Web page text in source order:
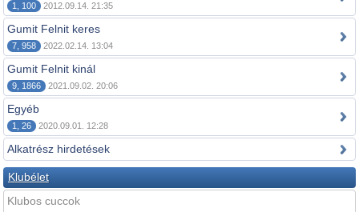
1, 100 2012.09.14. 21:35
Gumit Felnit keres
7, 958 2022.02.14. 13:04
Gumit Felnit kinál
9, 1866 2021.09.02. 20:06
Egyéb
1, 26 2020.09.01. 12:28
Alkatrész hirdetések
Klubélet
Klubos cuccok